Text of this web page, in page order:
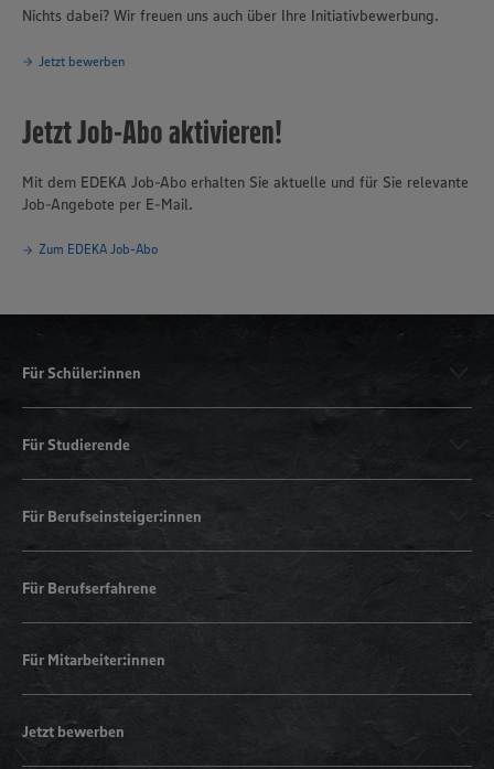
Nichts dabei? Wir freuen uns auch über Ihre Initiativbewerbung.
Jetzt bewerben
Jetzt Job-Abo aktivieren!
Mit dem EDEKA Job-Abo erhalten Sie aktuelle und für Sie relevante
Job-Angebote per E-Mail.
Zum EDEKA Job-Abo
Für Schüler:innen
Für Studierende
Für Berufseinsteiger:innen
Für Berufserfahrene
Für Mitarbeiter:innen
Jetzt bewerben